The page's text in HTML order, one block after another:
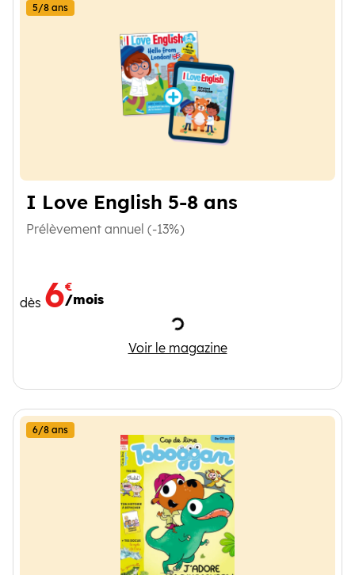
I Love English 5-8 ans
5/8 ans
Prélèvement annuel (-13%)
dès 6€
/mois
Chargement
Voir le magazineI Love English 5-8 ans
6/8 ans